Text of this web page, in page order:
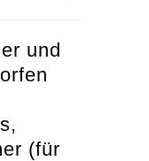
und
(für